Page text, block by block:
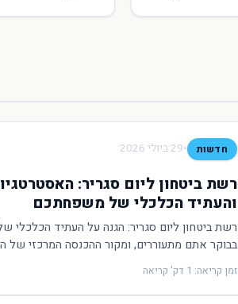
חדשות •29 ביולי 2026
רשת ביטחון ליום סגריר:
והעתיד הכלכלי של משפחתכם
רשת ביטחון ליום סגריר: הגנה על העתיד
בבוקר אתם מתעוררים, ומקור ההכנסה המרכזי
זמן קריאה: 1 דק' קריאה